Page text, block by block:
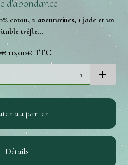
d'abondance
coton, 2 aventurines, 1 jade et un
trèfle...
10,00€ TTC
au panier
Détails